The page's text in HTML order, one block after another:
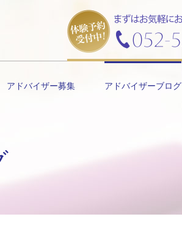
アドバイザー募集 アドバイザーブログ